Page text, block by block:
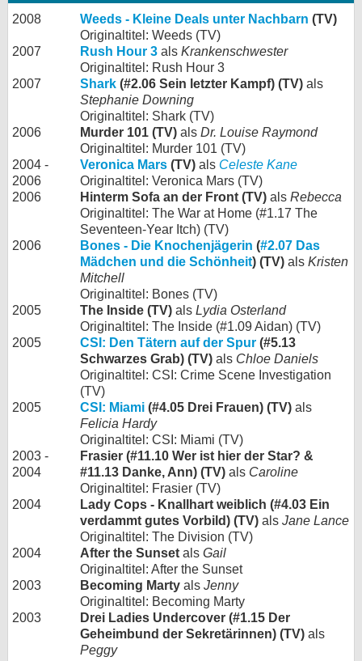
2008 Weeds - Kleine Deals unter Nachbarn (TV)
Originaltitel: Weeds (TV)
2007
Rush Hour 3 als Krankenschwester
Originaltitel: Rush Hour 3
2007
Shark (#2.06 Sein letzter Kampf) (TV) als
Stephanie Downing
Originaltitel: Shark (TV)
2006
Murder 101 (TV) als Dr. Louise Raymond
Originaltitel: Murder 101 (TV)
2004 -
2006
Veronica Mars (TV) als Celeste Kane
Originaltitel: Veronica Mars (TV)
2006
Hinterm Sofa an der Front (TV) als Rebecca
Originaltitel: The War at Home (#1.17 The
Seventeen-Year Itch) (TV)
2006
Bones - Die Knochenjägerin (#2.07 Das
Mädchen und die Schönheit) (TV) als Kristen
Mitchell
Originaltitel: Bones (TV)
2005
The Inside (TV) als Lydia Osterland
Originaltitel: The Inside (#1.09 Aidan) (TV)
2005
CSI: Den Tätern auf der Spur (#5.13
Schwarzes Grab) (TV) als Chloe Daniels
Originaltitel: CSI: Crime Scene Investigation
(TV)
2005
CSI: Miami (#4.05 Drei Frauen) (TV) als
Felicia Hardy
Originaltitel: CSI: Miami (TV)
2003 -
2004
Frasier (#11.10 Wer ist hier der Star? &
#11.13 Danke, Ann) (TV) als Caroline
Originaltitel: Frasier (TV)
2004
Lady Cops - Knallhart weiblich (#4.03 Ein
verdammt gutes Vorbild) (TV) als Jane Lance
Originaltitel: The Division (TV)
2004
After the Sunset als Gail
Originaltitel: After the Sunset
2003
Becoming Marty als Jenny
Originaltitel: Becoming Marty
2003
Drei Ladies Undercover (#1.15 Der
Geheimbund der Sekretärinnen) (TV) als
Peggy